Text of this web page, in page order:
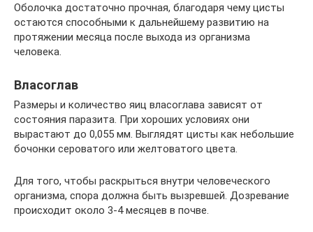
Оболочка достаточно прочная, благодаря чему цисты
остаются способными к дальнейшему развитию на
протяжении месяца после выхода из организма
человека.
Власоглав
Размеры и количество яиц власоглава зависят от
состояния паразита. При хороших условиях они
вырастают до 0,055 мм. Выглядят цисты как небольшие
бочонки сероватого или желтоватого цвета.
Для того, чтобы раскрыться внутри человеческого
организма, спора должна быть вызревшей. Дозревание
происходит около 3-4 месяцев в почве.